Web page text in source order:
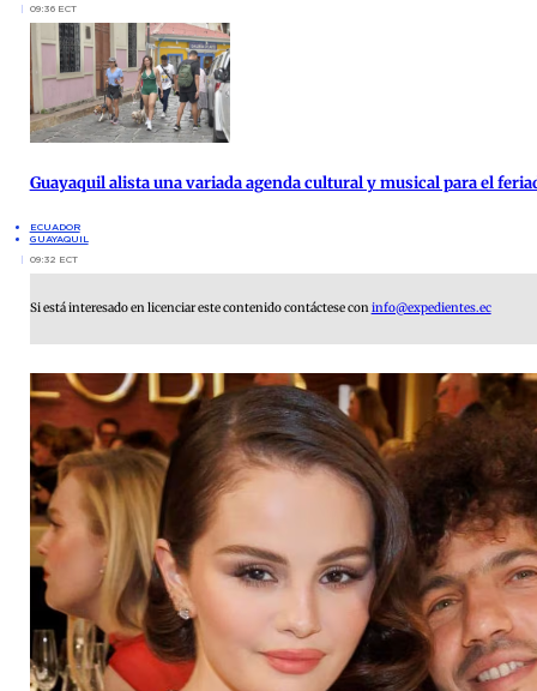
09:36 ECT
Guayaquil alista una variada agenda cultural y musical para el
ECUADOR
GUAYAQUIL
09:32 ECT
Si está interesado en licenciar este contenido contáctese coninfo@expedientes.ec